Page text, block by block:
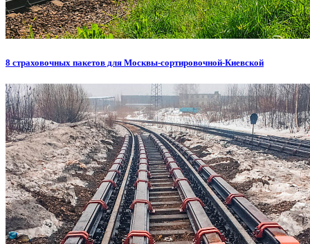
8 страховочных пакетов для Москвы-сортировочной-Киевской